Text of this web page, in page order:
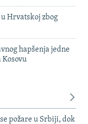
Hrvatskoj zbog
hapšenja jedne
Kosovu
požare u Srbiji, dok